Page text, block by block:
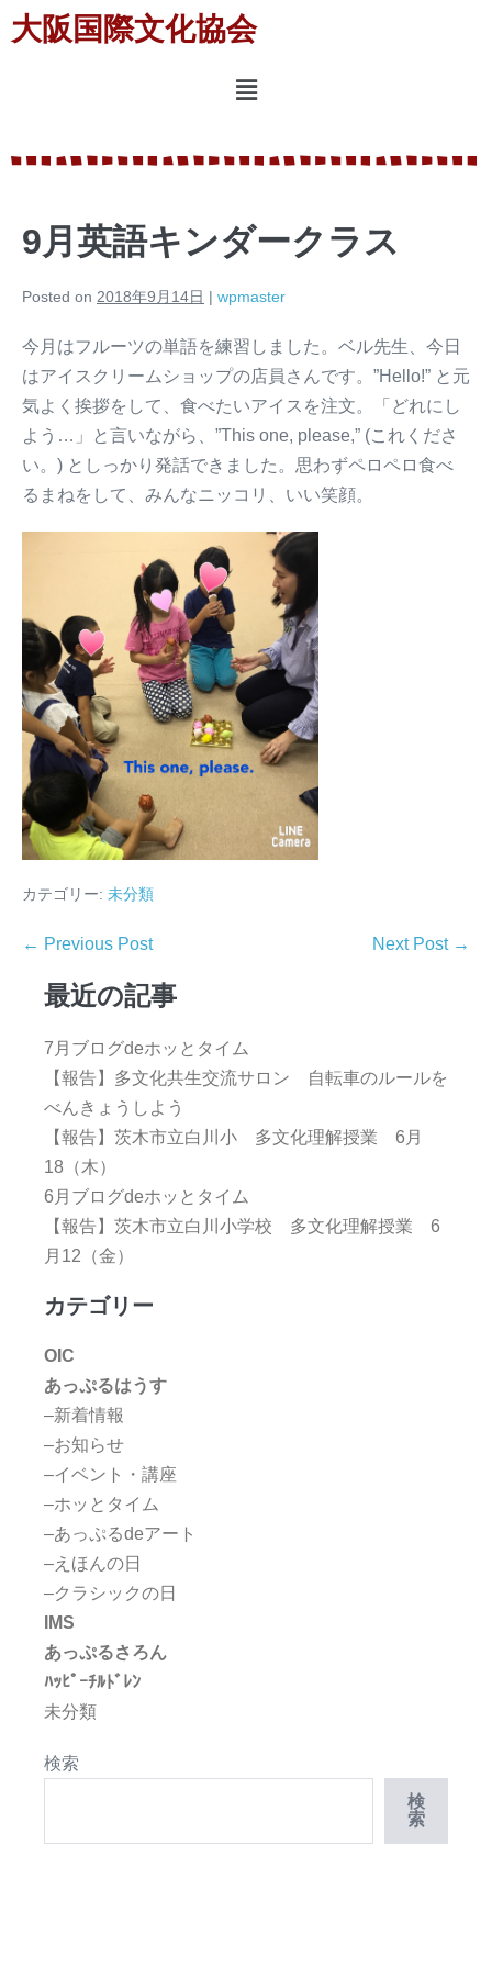
大阪国際文化協会
9月英語キンダークラス
Posted on 2018年9月14日 | wpmaster
今月はフルーツの単語を練習しました。ベル先生、今日
はアイスクリームショップの店員さんです。”Hello!” と元
気よく挨拶をして、食べたいアイスを注文。「どれにし
よう…」と言いながら、”This one, please,” (これくださ
い。) としっかり発話できました。思わずペロペロ食べ
るまねをして、みんなニッコリ、いい笑顔。
カテゴリー: 未分類
← Previous Post Next Post →
最近の記事
7月ブログdeホッとタイム
【報告】多文化共生交流サロン 自転車のルールを
べんきょうしよう
【報告】茨木市立白川小 多文化理解授業 6月
18（木）
6月ブログdeホッとタイム
【報告】茨木市立白川小学校 多文化理解授業 6
月12（金）
カテゴリー
OIC
あっぷるはうす
–新着情報
–お知らせ
–イベント・講座
–ホッとタイム
–あっぷるdeアート
–えほんの日
–クラシックの日
IMS
あっぷるさろん
ﾊｯﾋﾟｰﾁﾙﾄﾞﾚﾝ
未分類
検索
検
索